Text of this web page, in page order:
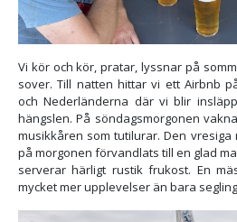
Vi kör och kör, pratar, lyssnar på
sover. Till natten hittar vi ett Airbnb
och Nederländerna där vi blir
hängslen. På söndagsmorgonen
musikkåren som tutilurar. Den
på morgonen förvandlats till en glad
serverar härligt rustik frukost. En
mycket mer upplevelser än bara